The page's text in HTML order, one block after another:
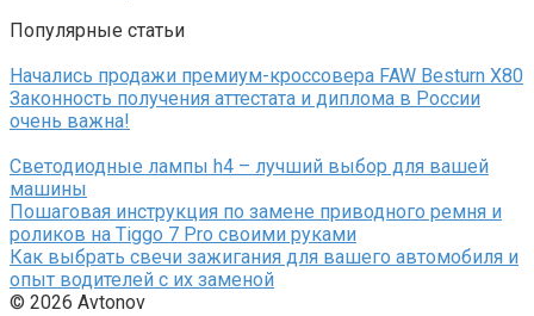
Популярные статьи
Начались продажи премиум-кроссовера FAW Besturn X80
Законность получения аттестата и диплома в России
очень важна!
Светодиодные лампы h4 – лучший выбор для вашей
машины
Пошаговая инструкция по замене приводного ремня и
роликов на Tiggo 7 Pro своими руками
Как выбрать свечи зажигания для вашего автомобиля и
опыт водителей с их заменой
© 2026 Avtonov